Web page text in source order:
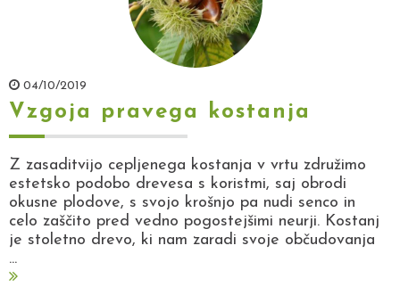
04/10/2019
Vzgoja pravega kostanja
Z zasaditvijo cepljenega kostanja v vrtu združimo
estetsko podobo drevesa s koristmi, saj obrodi
okusne plodove, s svojo krošnjo pa nudi senco in
celo zaščito pred vedno pogostejšimi neurji. Kostanj
je stoletno drevo, ki nam zaradi svoje občudovanja
...